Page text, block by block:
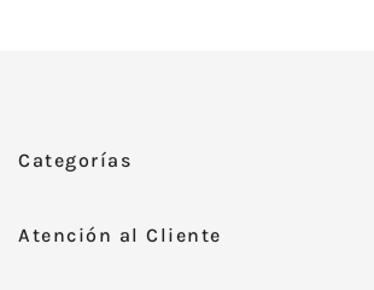
Categorías
Atención al Cliente